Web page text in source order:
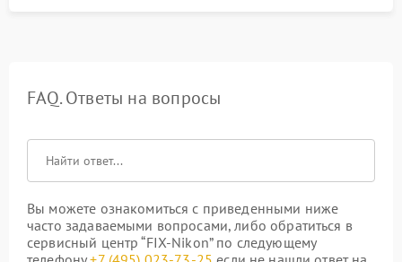
FAQ. Ответы на вопросы
Вы можете ознакомиться с приведенными ниже
часто задаваемыми вопросами, либо обратиться в
сервисный центр “FIX-Nikon” по следующему